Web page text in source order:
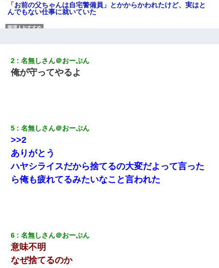
「お前の父ちゃんは自宅警備員」とかからかわれたけど、実はと
んでもない仕事に就いていた
元夫の連れ子「俺の結婚式の時くらい、母親としての責任を果た
夫に癌の余命宣告。その闘病中に長女から信じられない言葉を受
けた
していて…』私「！？」→ 翌日。ママ友たちの様子が微妙におか
しくなり・・・
私は家が貧しくて、手に職をつけようと看護師になった。だけど
2 名無しさん＠おーぷん
俺が守ってやるよ
5 名無しさん＠おーぷん
>>2
ありがとう
ハヤシライスだから捨てるの大変だよって言った
ら俺も疲れてるみたいなこと言われた
6 名無しさん＠おーぷん
意味不明
なぜ捨てるのか